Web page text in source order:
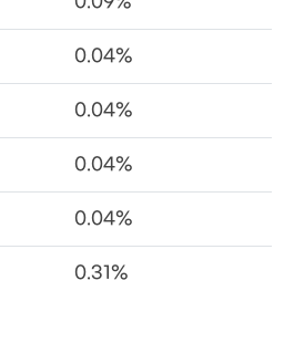
0.04%
0.04%
0.04%
0.04%
0.31%